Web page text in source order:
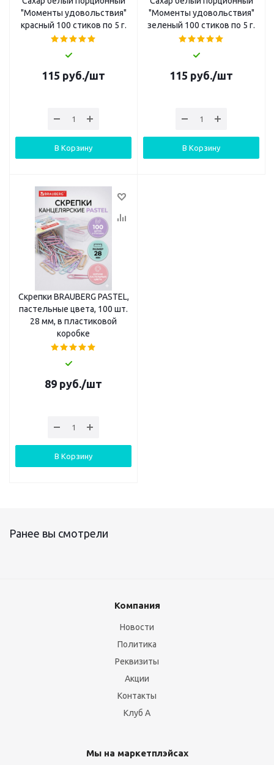
"Моменты удовольствия"
красный 100 стиков по 5 г.
115 руб./шт
В Корзину
"Моменты удовольствия"
зеленый 100 стиков по 5 г.
115 руб./шт
В Корзину
Скрепки BRAUBERG PASTEL,
пастельные цвета, 100 шт.
28 мм, в пластиковой
коробке
89 руб./шт
В Корзину
Ранее вы смотрели
Компания
Новости
Политика
Реквизиты
Акции
Контакты
Клуб А
Мы на маркетплэйсах